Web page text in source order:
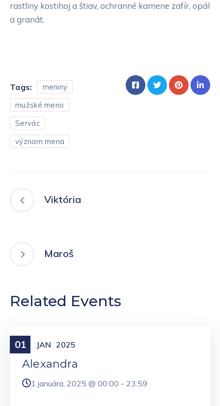
rastliny kostihoj a štiav, ochranné kamene zafír, opál
a granát.
Tags:
meniny
mužské meno
Servác
význam mena
Viktória
Maroš
Related Events
01 JAN 2025
Meniny
Alexandra
1 januára, 2025 @ 00:00 - 23:59